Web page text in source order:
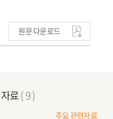
원문 다운로드
료( 9 )
주요 관련자료